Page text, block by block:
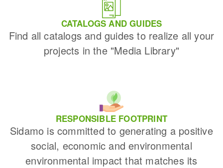
CATALOGS AND GUIDES
Find all catalogs and guides to realize all your
projects in the "Media Library"
RESPONSIBLE FOOTPRINT
Sidamo is committed to generating a positive
social, economic and environmental
environmental impact that matches its